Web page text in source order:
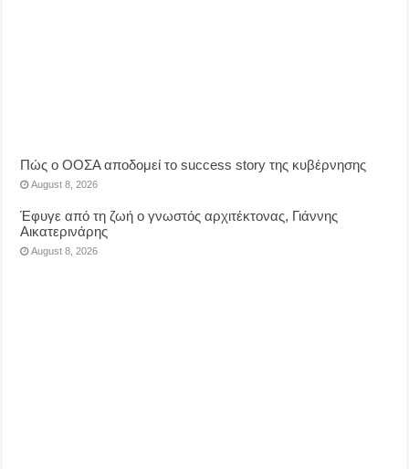
Πώς ο ΟΟΣΑ αποδομεί το success story της κυβέρνησης
August 8, 2026
Έφυγε από τη ζωή ο γνωστός αρχιτέκτονας, Γιάννης
Αικατερινάρης
August 8, 2026